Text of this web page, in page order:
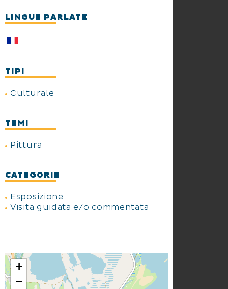
Amiel, Médiathèque.
LINGUE PARLATE
TIPI
Culturale
TEMI
Pittura
CATEGORIE
Esposizione
Visita guidata e/o commentata
+
−